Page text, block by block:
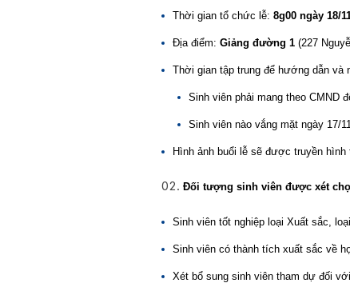
Thời gian tổ chức lễ: 8g00 ngày 18/
Địa điểm: Giảng đường 1 (227
Thời gian tập trung để hướng dẫn và
Sinh viên phải mang theo CMND
Sinh viên nào vắng mặt ngày 17/
Hình ảnh buổi lễ sẽ được truyền
Đối tượng sinh viên được xét
Sinh viên tốt nghiệp loại Xuất sắc, loại
Sinh viên có thành tích xuất sắc về
Xét bổ sung sinh viên tham dự đối